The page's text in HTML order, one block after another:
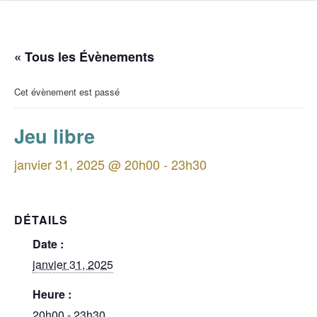
« Tous les Évènements
Cet évènement est passé
Jeu libre
janvier 31, 2025 @ 20h00 - 23h30
DÉTAILS
Date :
janvier 31, 2025
Heure :